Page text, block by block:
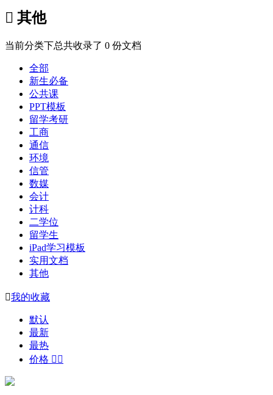
 其他
当前分类下总共收录了 0 份文档
全部
新生必备
公共课
PPT模板
留学考研
工商
通信
环境
信管
数媒
会计
计科
二学位
留学生
iPad学习模板
实用文档
其他
我的收藏
默认
最新
最热
价格  